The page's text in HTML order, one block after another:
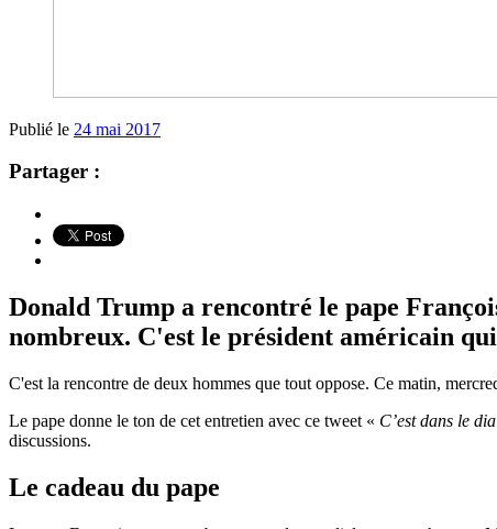
Publié le 24 mai 2017
Partager :
Donald Trump a rencontré le pape
nombreux. C'est le président américain
C'est la rencontre de deux hommes que tout oppose. Ce matin,
Le pape donne le ton de cet entretien avec ce tweet « C’est dans le
discussions.
Le cadeau du pape